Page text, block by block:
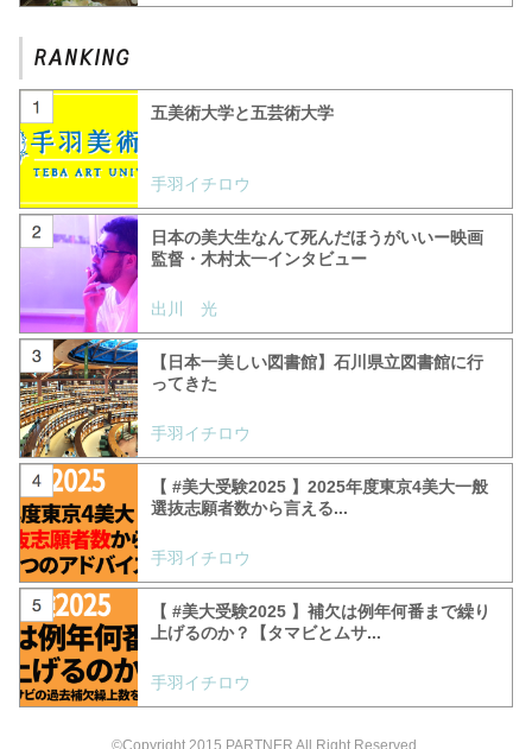
五美術大学と五芸術大学
手羽イチロウ
日本の美大生なんて死んだほうがいいー映画
監督・木村太一インタビュー
出川 光
【日本一美しい図書館】石川県立図書館に行
ってきた
手羽イチロウ
【 #美大受験2025 】2025年度東京4美大一般
選抜志願者数から言える...
手羽イチロウ
【 #美大受験2025 】補欠は例年何番まで繰り
上げるのか？【タマビとムサ...
手羽イチロウ
©Copyright 2015 PARTNER All Right Reserved.